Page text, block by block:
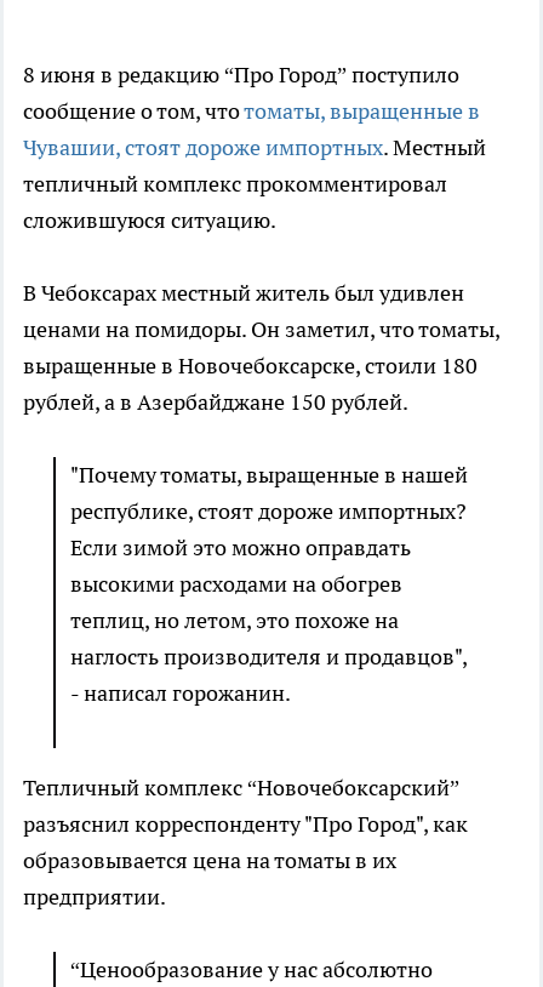
8 июня в редакцию “Про Город” поступило
сообщение о том, чтотоматы, выращенные в
Чувашии, стоят дороже импортных. Местный
тепличный комплекс прокомментировал
сложившуюся ситуацию.
В Чебоксарах местный житель был удивлен
ценами на помидоры. Он заметил, что томаты,
выращенные в Новочебоксарске, стоили 180
рублей, а в Азербайджане 150 рублей.
"Почему томаты, выращенные в нашей
республике, стоят дороже импортных?
Если зимой это можно оправдать
высокими расходами на обогрев
теплиц, но летом, это похоже на
наглость производителя и продавцов",
- написал горожанин.
Тепличный комплекс “Новочебоксарский”
разъяснил корреспонденту "Про Город", как
образовывается цена на томаты в их
предприятии.
“Ценообразование у нас абсолютно